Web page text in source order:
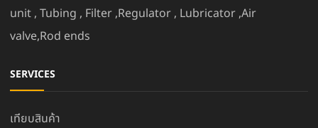
unit , Tubing , Filter ,Regulator , Lubricator ,Air
valve,Rod ends
SERVICES
เทียบสินค้า